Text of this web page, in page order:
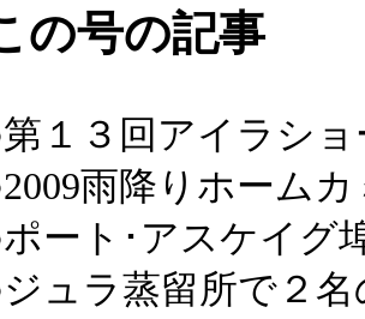
の号の記事
１３回アイラショ
雨降りホーム
ート･アスケイグ
ュラ蒸留所で２